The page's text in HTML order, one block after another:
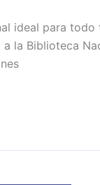
ideal para
la Biblioteca